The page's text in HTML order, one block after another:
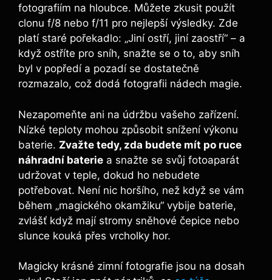
fotografiím na hloubce. Můžete zkusit použít
clonu f/8 nebo f/11 pro nejlepší výsledky. Zde
platí staré pořekadlo: „Jiní ostří, jiní zaostří“ – a
když ostříte pro sníh, snažte se o to, aby sníh
byl v popředí a pozadí se dostatečně
rozmazalo, což dodá fotografii nádech magie.
Nezapomeňte ani na údržbu vašeho zařízení.
Nízké teploty mohou způsobit snížení výkonu
baterie. Zvažte tedy, zda budete mít po ruce
náhradní baterie a snažte se svůj fotoaparát
udržovat v teple, dokud ho nebudete
potřebovat. Není nic horšího, než když se vám
během „magického okamžiku“ vybije baterie,
zvlášť když mají stromy sněhové čepice nebo
slunce kouká přes vrcholky hor.
Magicky krásné zimní fotografie jsou na dosah